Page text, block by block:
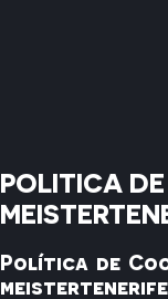
POLITICA
Política de